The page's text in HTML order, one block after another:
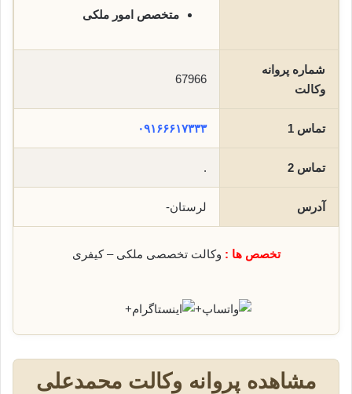
متخصص امور ملکی
شماره پروانه
وکالت
67966
تماس 1 ۰۹۱۶۶۶۱۷۳۳۳
تماس 2 .
آدرس لرستان-
تخصص ها : وکالت تخصصی ملکی – کیفری
+
+
مشاهده پروانه وکالت محمدعلی